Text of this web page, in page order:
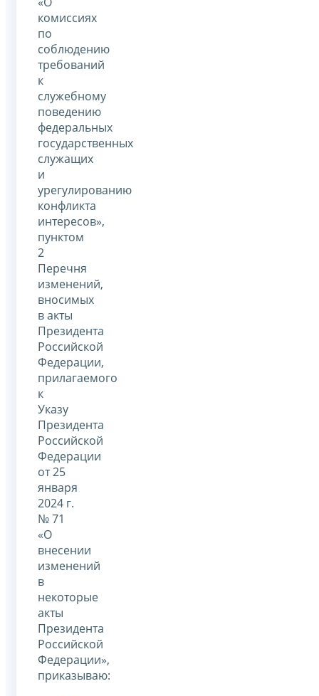
комиссиях
по
соблюдению
требований
к
служебному
поведению
федеральных
государственных
служащих
и
урегулированию
конфликта
интересов»,
пунктом
2
Перечня
изменений,
вносимых
в акты
Президента
Российской
Федерации,
прилагаемого
к
Указу
Президента
Российской
Федерации
от 25
января
2024 г.
№ 71
«О
внесении
изменений
в
некоторые
акты
Президента
Российской
Федерации»,
приказываю: